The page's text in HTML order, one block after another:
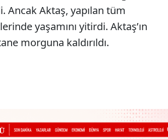
Ancak Aktaş, yapılan tüm
yaşamını yitirdi. Aktaş’ın
morguna kaldırıldı.